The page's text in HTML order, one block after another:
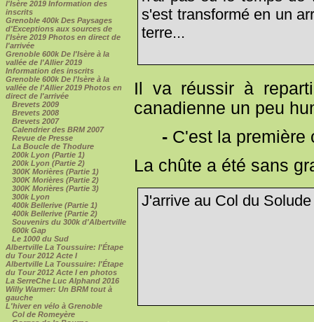
l'Isère 2019 Information des
inscrits
Grenoble 400k Des Paysages
d'Exceptions aux sources de
l'Isère 2019 Photos en direct de
l'arrivée
Grenoble 600k De l'Isère à la
vallée de l'Allier 2019
Information des inscrits
Grenoble 600k De l'Isère à la
vallée de l'Allier 2019 Photos en
direct de l'arrivée
Brevets 2009
Brevets 2008
Brevets 2007
Calendrier des BRM 2007
Revue de Presse
La Boucle de Thodure
200k Lyon (Partie 1)
200k Lyon (Partie 2)
300K Morières (Partie 1)
300K Morières (Partie 2)
300K Morières (Partie 3)
300k Lyon
400k Bellerive (Partie 1)
400k Bellerive (Partie 2)
Souvenirs du 300k d'Albertville
600k Gap
Le 1000 du Sud
Albertville La Toussuire: l'Étape
du Tour 2012 Acte I
Albertville La Toussuire: l'Étape
du Tour 2012 Acte I en photos
La SerreChe Luc Alphand 2016
Willy Warmer: Un BRM tout à
gauche
L'hiver en vélo à Grenoble
Col de Romeyère
s'est transformé en un
terre...
Il va réussir à
canadienne un peu
- C'est la première
La chûte a été sans
J'arrive au Col du